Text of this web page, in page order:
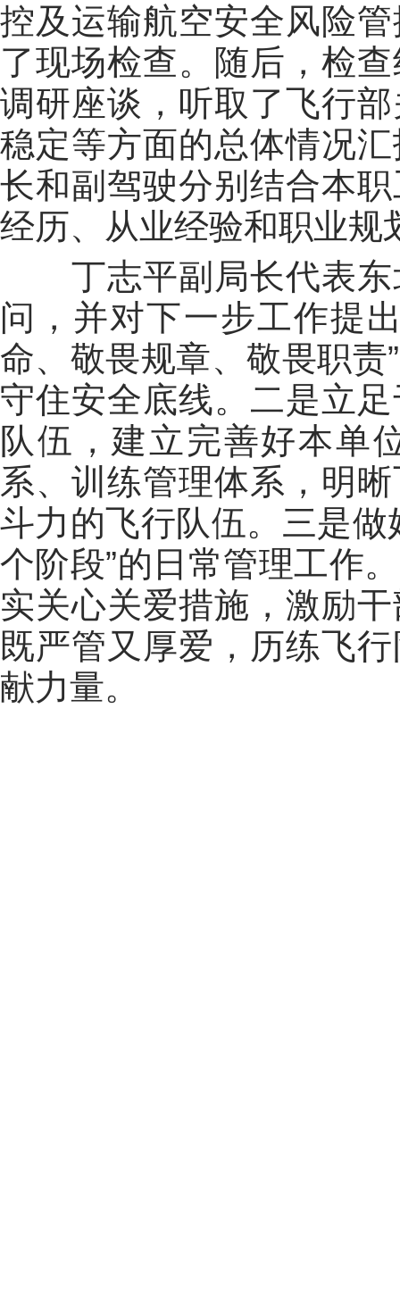
控及运输航空安全风险
了现场检查。随后，检
调研座谈，听取了飞行
稳定等方面的总体情况
长和副驾驶分别结合本
经历、从业经验和职业规
丁志平副局长代表东
问，并对下一步工作提
命、敬畏规章、敬畏职
守住安全底线。二是立
队伍，建立完善好本单
系、训练管理体系，明
斗力的飞行队伍。三是
个阶段”的日常管理工作
实关心关爱措施，激励
既严管又厚爱，历练飞
献力量。